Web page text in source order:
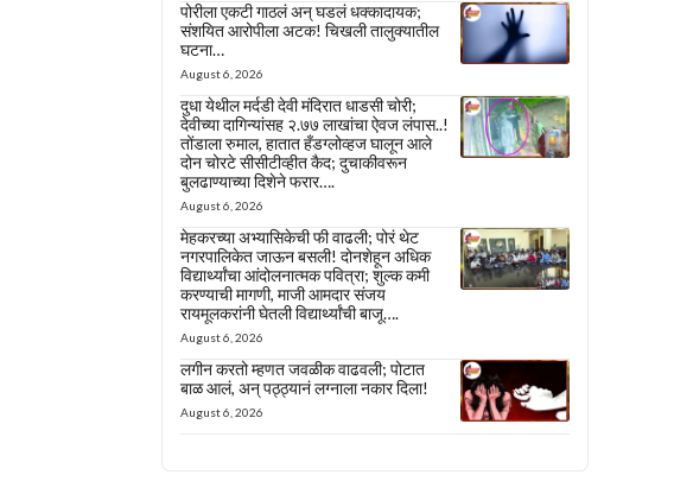
पोरीला एकटी गाठलं अन् घडलं धक्कादायक;
संशयित आरोपीला अटक! चिखली तालुक्यातील
घटना…
August 6, 2026
दुधा येथील मर्दडी देवी मंदिरात धाडसी चोरी;
देवीच्या दागिन्यांसह २.७७ लाखांचा ऐवज लंपास..!
तोंडाला रुमाल, हातात हँडग्लोव्हज घालून आले
दोन चोरटे सीसीटीव्हीत कैद; दुचाकीवरून
बुलढाण्याच्या दिशेने फरार….
August 6, 2026
मेहकरच्या अभ्यासिकेची फी वाढली; पोरं थेट
नगरपालिकेत जाऊन बसली! दोनशेहून अधिक
विद्यार्थ्यांचा आंदोलनात्मक पवित्रा; शुल्क कमी
करण्याची मागणी, माजी आमदार संजय
रायमूलकरांनी घेतली विद्यार्थ्यांची बाजू….
August 6, 2026
लगीन करतो म्हणत जवळीक वाढवली; पोटात
बाळ आलं, अन् पठ्ठ्यानं लग्नाला नकार दिला!
August 6, 2026